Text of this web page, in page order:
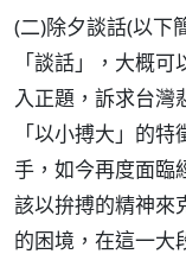
(二)除夕談話(以下
「談話」，大概
入正題，訴求台灣
「以小搏大」的
手，如今再度面臨
該以拚搏的精神來
的困境，在這一大